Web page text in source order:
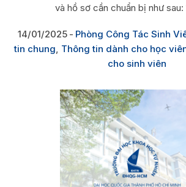
và hồ sơ cần chuẩn bị như sau:
14/01/2025 Phòng Công Tác Sinh
tin chung, Thông tin dành cho học
cho sinh viên